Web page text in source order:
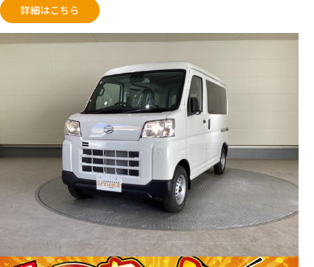
詳細はこちら